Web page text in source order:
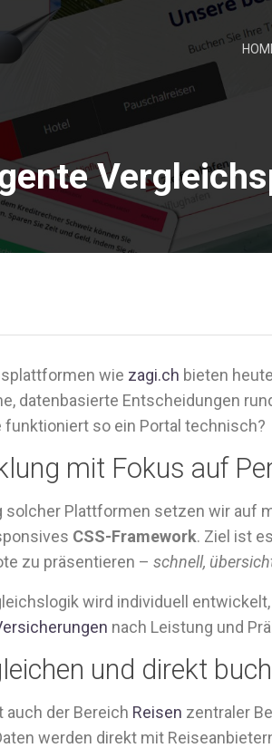
wie zagi.ch bieten
datenbasierte Entscheidungen
funktioniert so ein Portal technisch?
mit Fokus auf
solcher Plattformen setzen wir auf
CSS-Framework. Ziel ist
zu präsentieren – schnell,
wird individuell
nach Leistung und
und direkt
auch der Bereich Reisen zentraler
werden direkt mit